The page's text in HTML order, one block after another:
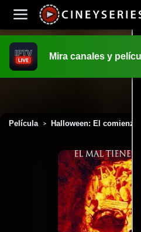
Mira canales y
Película > Halloween: El comienzo